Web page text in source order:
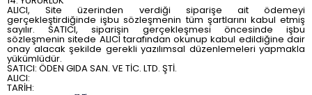
ALICI, Site üzerinden verdiği siparişe ait ödemeyi
gerçekleştirdiğinde işbu sözleşmenin tüm şartlarını kabul etmiş
sayılır. SATICI, siparişin gerçekleşmesi öncesinde işbu
sözleşmenin sitede ALICI tarafından okunup kabul edildiğine dair
onay alacak şekilde gerekli yazılımsal düzenlemeleri yapmakla
yükümlüdür.
SATICI: ÖDEN GIDA SAN. VE TİC. LTD. ŞTİ.
ALICI:
TARİH: